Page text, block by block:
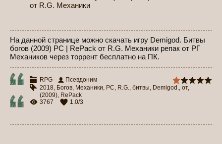
от R.G. Механики
На данной странице можно скачать игру Demigod. Битвы
богов (2009) PC | RePack от R.G. Механики репак от РГ
Механиков через торрент бесплатно на ПК.
RPG
Псевдоним
2018, Богов, Механики, PC, R.G., битвы, Demigod., от,
(2009), RePack
3767
1.0/3